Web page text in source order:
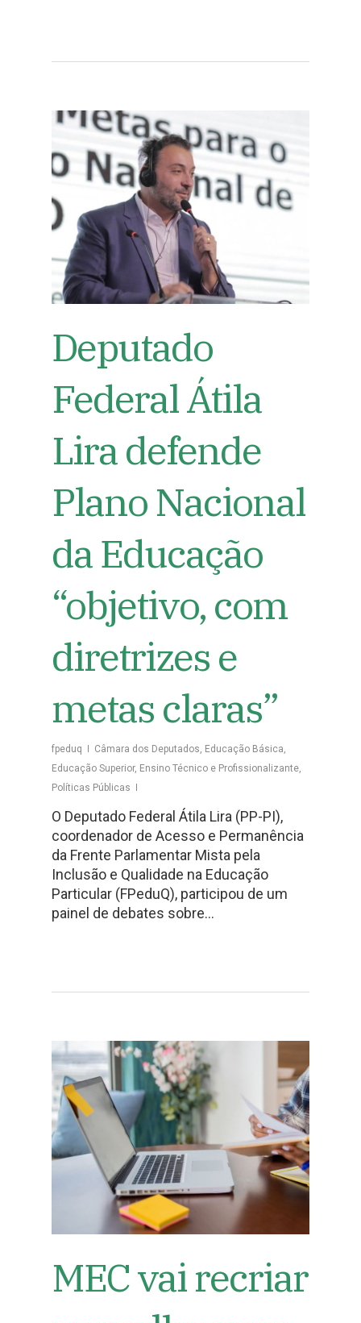
Deputado
Federal Átila
Lira defende
Plano Nacional
da Educação
“objetivo, com
diretrizes e
metas claras”
fpeduq Câmara dos Deputados, Educação Básica,
Educação Superior, Ensino Técnico e Profissionalizante,
Políticas Públicas
O Deputado Federal Átila Lira (PP-PI),
coordenador de Acesso e Permanência
da Frente Parlamentar Mista pela
Inclusão e Qualidade na Educação
Particular (FPeduQ), participou de um
painel de debates sobre…
MEC vai recriar